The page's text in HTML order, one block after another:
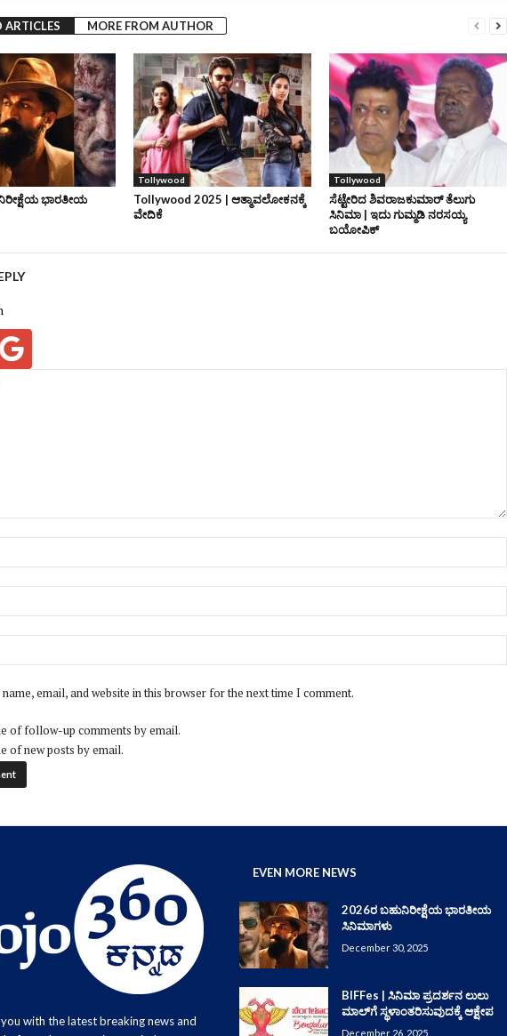
ARTICLES MORE FROM AUTHOR
ಭಾರತೀಯ
Tollywood
Tollywood 2025 | ಆತ್ಮಾವಲೋಕನಕ್ಕೆ
ವೇದಿಕೆ
Tollywood
ಸೆಟ್ಟೇರಿದ ಶಿವರಾಜಕುಮಾರ್‌ ತೆಲುಗು
ಸಿನಿಮಾ | ಇದು ಗುಮ್ಮಡಿ ನರಸಯ್ಯ
ಬಯೋಪಿಕ್‌
name, email, and website in this browser for the next time I comment.
of follow-up comments by email.
of new posts by email.
with the latest breaking news and
EVEN MORE NEWS
2026ರ ಬಹುನಿರೀಕ್ಷೆಯ ಭಾರತೀಯ
ಸಿನಿಮಾಗಳು
December 30, 2025
BIFFes | ಸಿನಿಮಾ ಪ್ರದರ್ಶನ ಲುಲು
ಮಾಲ್‌ಗೆ ಸ್ಥಳಾಂತರಿಸುವುದಕ್ಕೆ ಆಕ್ಷೇಪ
December 26, 2025